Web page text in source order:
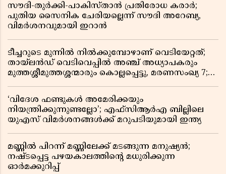
സൗദി-തുർക്കി-പാകിസ്താൻ പ്രതിരോധ കരാർ;
പുതിയ സൈനിക ചേരിയല്ലെന്ന് സൗദി അറേബ്യ,
വിമർശനവുമായി ഇറാൻ
ടീച്ചറുടെ മുന്നിൽ നിൽക്കുമ്പോഴാണ് വെടിയേറ്റത്;
തായ്‌ലൻഡ് വെടിവെപ്പിൽ അഞ്ച് അധ്യാപകരും
മുത്തശ്ശീമുത്തശ്ശന്മാരും കൊല്ലപ്പെട്ടു, മരണസംഖ്യ 7;
‘വിദേശ ഫണ്ടുകൾ അമേരിക്കയും
നിയന്ത്രിക്കുന്നുണ്ടല്ലോ’; എഫ്സിആർഎ ബില്ലിലെ
യുഎസ് വിമർശനങ്ങൾക്ക് മറുപടിയുമായി ഇന്ത്യ
മണ്ണിൽ പിറന്ന് മണ്ണിലേക്ക് മടങ്ങുന്ന മനുഷ്യൻ;
നഷ്ടപ്പെട്ട പഴയകാലത്തിൻ്റെ മധുരിക്കുന്ന
ഓർമക്കുറിപ്പ്